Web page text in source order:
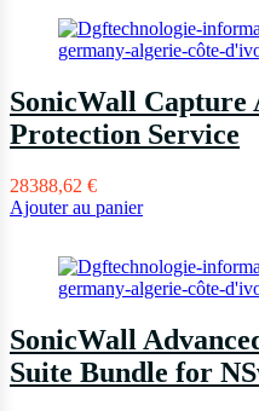
SonicWall Capture
Protection Service
28388,62 €
Ajouter au panier
SonicWall
Suite Bundle for